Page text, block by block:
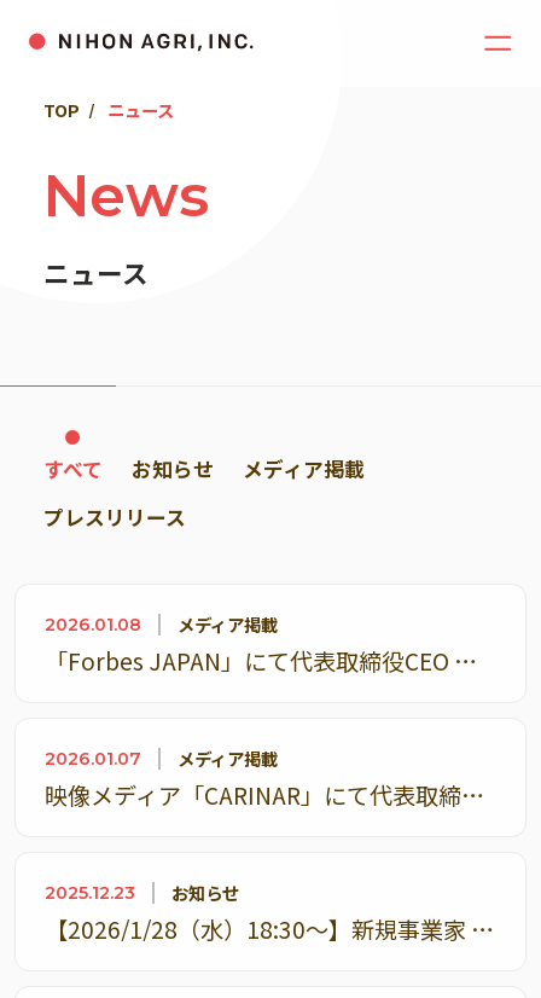
TOP ニュース
News
ニュース
すべて お知らせ
メディア掲載
プレスリリース
2026.01.08 メディア掲載
「Forbes JAPAN」にて代表取締役CEO 内藤のインタビュー記事が掲載されました
2026.01.07 メディア掲載
映像メディア「CARINAR」にて代表取締役CEO 内藤が出演した動画が公開されました
2025.12.23 お知らせ
【2026/1/28（水）18:30～】新規事業家 守屋実氏が登壇 農業参入セミナー「”農業”が今こそ熱い 大企業×農業の新規事業戦略～農業のポテンシャルと勝ち筋を語る～」開催